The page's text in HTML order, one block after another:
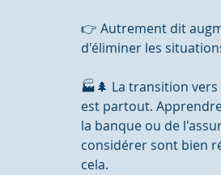
👉 Autrement dit
d'éliminer les
🏭🌲 La transition
est partout.
la banque ou de
considérer sont bien
cela.